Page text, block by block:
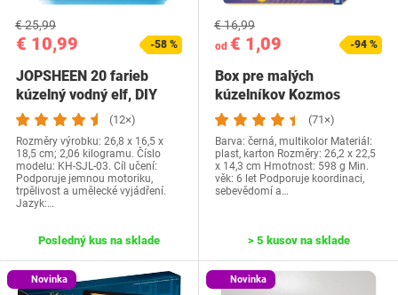
€ 10,99
€ 25,99
-58 %
JOPSHEEN 20 farieb
kúzelný vodný elf, DIY
vodná víla gélová…
(12×)
Rozměry výrobku: 26,8 x 16,5 x
18,5 cm; 2,06 kilogramu. Číslo
modelu: KH-SJL-03. Cíl učení:
Podporuje jemnou motoriku,
trpělivost a umělecké vyjádření.
Jazyk:…
Posledný kus na sklade
od € 1,09
€ 16,99
-94 %
Box pre malých
kúzelníkov Kozmos
694302
(71×)
Barva: černá, multikolor Materiál:
plast, karton Rozměry: 26,2 x 22,5
x 14,3 cm Hmotnost: 598 g Min.
věk: 6 let Podporuje koordinaci,
sebevědomí a…
> 5 kusov na sklade
Novinka Novinka